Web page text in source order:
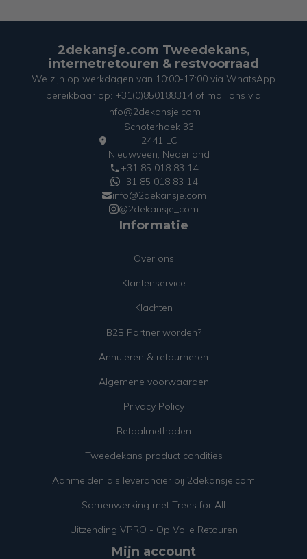
2dekansje.com Tweedekans,
internetretouren & restvoorraad
We zijn op werkdagen van 10:00-17:00 via WhatsApp
bereikbaar op: +31(0)850188314 of mail ons via
info@2dekansje.com
Schoterhoek 33
2441 LC
Nieuwveen, Nederland
+31 85 018 83 14
+31 85 018 83 14
info@2dekansje.com
@2dekansje_com
Informatie
Over ons
Klantenservice
Klachten
B2B Partner worden?
Annuleren & retourneren
Algemene voorwaarden
Privacy Policy
Betaalmethoden
Tweedekans product condities
Aanmelden als leverancier bij 2dekansje.com
Samenwerking met Trees for All
Uitzending VPRO - Op Volle Retouren
Mijn account